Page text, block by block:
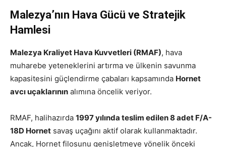
Malezya’nın Hava Gücü ve Stratejik
Hamlesi
Malezya Kraliyet Hava Kuvvetleri (RMAF), hava
muharebe yeteneklerini artırma ve ülkenin savunma
kapasitesini güçlendirme çabaları kapsamında Hornet
avcı uçaklarının alımına öncelik veriyor.
RMAF, halihazırda 1997 yılında teslim edilen 8 adet F/A-
18D Hornet savaş uçağını aktif olarak kullanmaktadır.
Ancak, Hornet filosunu genişletmeye yönelik önceki